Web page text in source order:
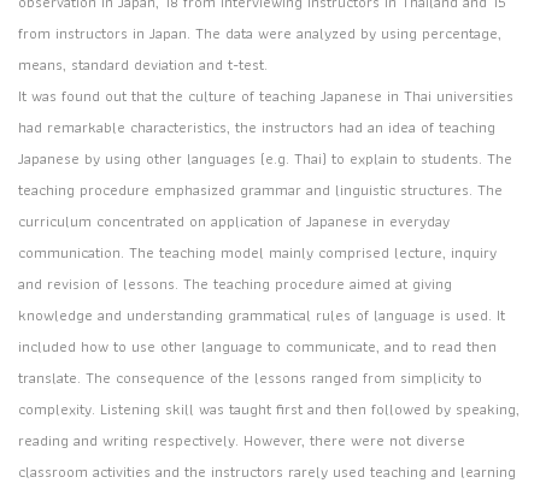
from instructors in Japan. The data were analyzed by using percentage,
means, standard deviation and t-test.
It was found out that the culture of teaching Japanese in Thai universities
had remarkable characteristics, the instructors had an idea of teaching
Japanese by using other languages (e.g. Thai) to explain to students. The
teaching procedure emphasized grammar and linguistic structures. The
curriculum concentrated on application of Japanese in everyday
communication. The teaching model mainly comprised lecture, inquiry
and revision of lessons. The teaching procedure aimed at giving
knowledge and understanding grammatical rules of language is used. It
included how to use other language to communicate, and to read then
translate. The consequence of the lessons ranged from simplicity to
complexity. Listening skill was taught first and then followed by speaking,
reading and writing respectively. However, there were not diverse
classroom activities and the instructors rarely used teaching and learning